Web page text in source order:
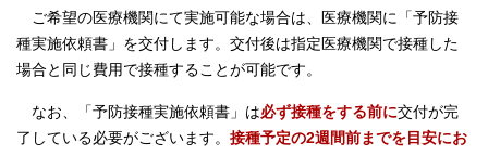
ご希望の医療機関にて実施可能な場合は、医療機関に「予防接
種実施依頼書」を交付します。交付後は指定医療機関で接種した
場合と同じ費用で接種することが可能です。
なお、「予防接種実施依頼書」は必ず接種をする前に交付が完
了している必要がございます。 接種予定の2週間前までを目安にお